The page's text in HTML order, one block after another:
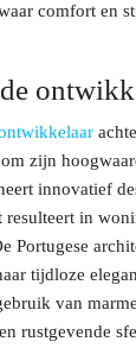
comfort en
zijn
innovatief
resulteert in
Portugese
tijdloze
van
rustgevende